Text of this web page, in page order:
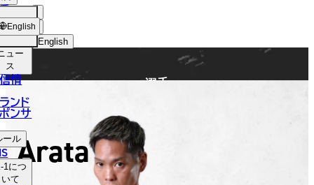
English
中文（简体）
中文（繁體）
ョッ
プ
ュー
ス
情
ンド
ンサ
ール
1につ
いて
English
選手
Arata